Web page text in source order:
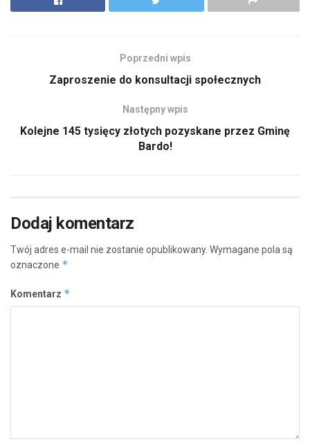
Poprzedni wpis
Zaproszenie do konsultacji społecznych
Następny wpis
Kolejne 145 tysięcy złotych pozyskane przez Gminę
Bardo!
Dodaj komentarz
Twój adres e-mail nie zostanie opublikowany. Wymagane pola są
oznaczone *
Komentarz *